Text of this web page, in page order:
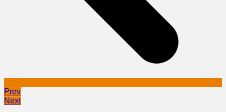
Prev
Next